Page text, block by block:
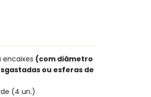
encaixes (com diâmetro
ou esferas de
(4 un.)